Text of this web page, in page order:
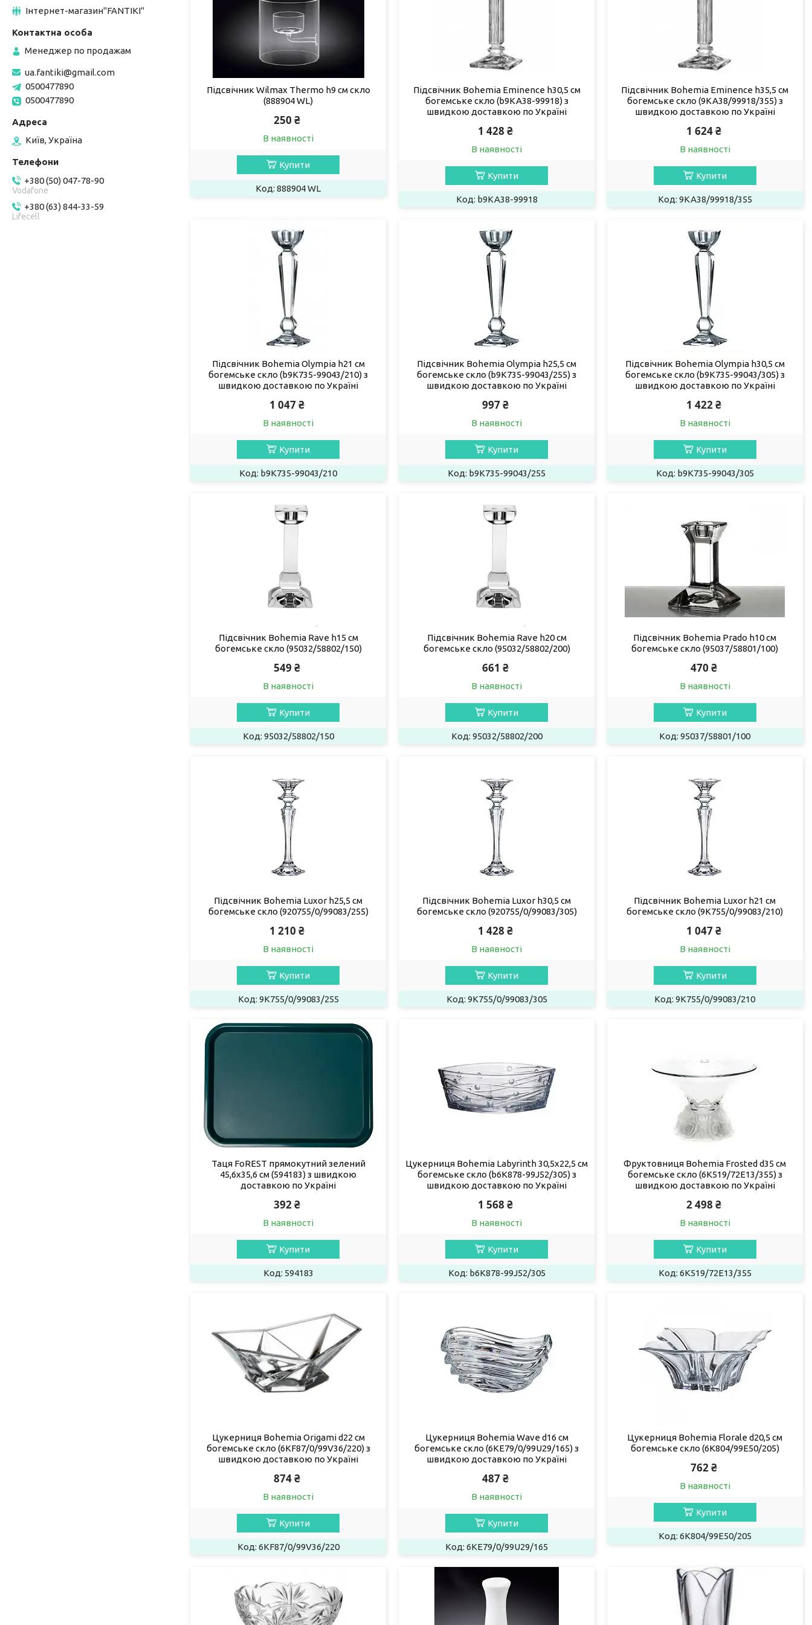
Підсвічник Wilmax Thermo h9 см скло
(888904 WL)
250 ₴
В наявності
Купити
888904 WL
Підсвічник Bohemia Eminence h30,5 см
богемське скло (b9KA38-99918) з
швидкою доставкою по Україні
1 428 ₴
В наявності
Купити
b9KA38-99918
Підсвічник Bohemia Eminence h35,5 см
богемське скло (9KA38/99918/355) з
швидкою доставкою по Україні
1 624 ₴
В наявності
Купити
9KA38/99918/355
Підсвічник Bohemia Olympia h21 см
богемське скло (b9K735-99043/210) з
швидкою доставкою по Україні
1 047 ₴
В наявності
Купити
b9K735-99043/210
Підсвічник Bohemia Olympia h25,5 см
богемське скло (b9K735-99043/255) з
швидкою доставкою по Україні
997 ₴
В наявності
Купити
b9K735-99043/255
Підсвічник Bohemia Olympia h30,5 см
богемське скло (b9K735-99043/305) з
швидкою доставкою по Україні
1 422 ₴
В наявності
Купити
b9K735-99043/305
Підсвічник Bohemia Rave h15 см
богемське скло (95032/58802/150)
549 ₴
В наявності
Купити
95032/58802/150
Підсвічник Bohemia Rave h20 см
богемське скло (95032/58802/200)
661 ₴
В наявності
Купити
95032/58802/200
Підсвічник Bohemia Prado h10 см
богемське скло (95037/58801/100)
470 ₴
В наявності
Купити
95037/58801/100
Підсвічник Bohemia Luxor h25,5 см
богемське скло (920755/0/99083/255)
1 210 ₴
В наявності
Купити
9K755/0/99083/255
Підсвічник Bohemia Luxor h30,5 см
богемське скло (920755/0/99083/305)
1 428 ₴
В наявності
Купити
9K755/0/99083/305
Підсвічник Bohemia Luxor h21 см
богемське скло (9K755/0/99083/210)
1 047 ₴
В наявності
Купити
9K755/0/99083/210
Таця FoREST прямокутний зелений
45,6х35,6 см (594183) з швидкою
доставкою по Україні
392 ₴
В наявності
Купити
594183
Цукерниця Bohemia Labyrinth 30,5х22,5 см
богемське скло (b6K878-99J52/305) з
швидкою доставкою по Україні
1 568 ₴
В наявності
Купити
b6K878-99J52/305
Фруктовниця Bohemia Frosted d35 см
богемське скло (6К519/72Е13/355) з
швидкою доставкою по Україні
2 498 ₴
В наявності
Купити
6К519/72Е13/355
Цукерниця Bohemia Origami d22 см
богемське скло (6KF87/0/99V36/220) з
швидкою доставкою по Україні
874 ₴
В наявності
Купити
6KF87/0/99V36/220
Цукерниця Bohemia Wave d16 см
богемське скло (6KE79/0/99U29/165) з
швидкою доставкою по Україні
487 ₴
В наявності
Купити
6KE79/0/99U29/165
Цукерниця Bohemia Florale d20,5 см
богемське скло (6K804/99E50/205)
762 ₴
В наявності
Купити
6K804/99E50/205
Інтернет-магазин"FANTIKI"
Менеджер по продажам
ua.fantiki@gmail.com
0500477890
0500477890
Київ, Україна
+380 (50) 047-78-90
Vodafone
+380 (63) 844-33-59
Lifecell